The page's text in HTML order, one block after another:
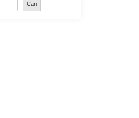
Cari